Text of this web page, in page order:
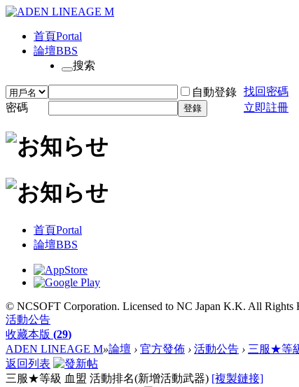
首頁Portal
論壇BBS
搜索
自動登錄 找回密碼
密碼
登錄 立即註冊
首頁Portal
論壇BBS
© NCSOFT Corporation. Licensed to NC Japan K.K. All Rights
活動公告
收藏本版 (29)
ADEN LINEAGE M»論壇 › 官方發佈 › 活動公告 › 三服★等
返回列表
三服★等級 血盟 活動排名(新增活動武器) [複製鏈接]